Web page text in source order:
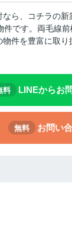
ら、コチラの新
件です。両毛線
件を豊富に取
料 LINEからお
無料 お問い